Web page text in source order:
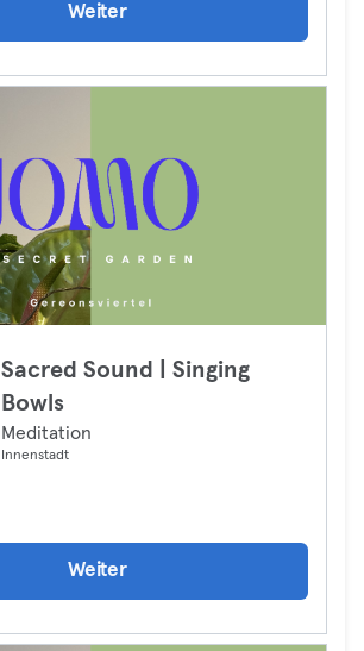
Weiter
Sacred Sound | Singing
Bowls
Meditation
Innenstadt
Weiter